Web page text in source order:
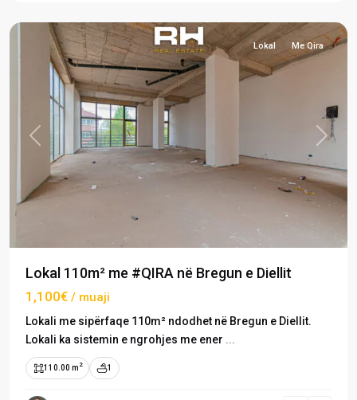
Previous Next
Lokal Me Qira
Lokal 110m² me #QIRA në Bregun e Diellit
1,100€ / muaji
Lokali me sipërfaqe 110m² ndodhet në Bregun e Diellit.
Lokali ka sistemin e ngrohjes me ener ...
110.00 m 2 1
Bregu